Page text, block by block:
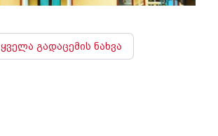
ყველა გადაცემის ნახვა